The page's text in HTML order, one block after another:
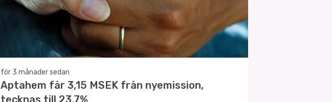
för 3 månader sedan
Aptahem får 3,15 MSEK från nyemission,
tecknas till 23,7%